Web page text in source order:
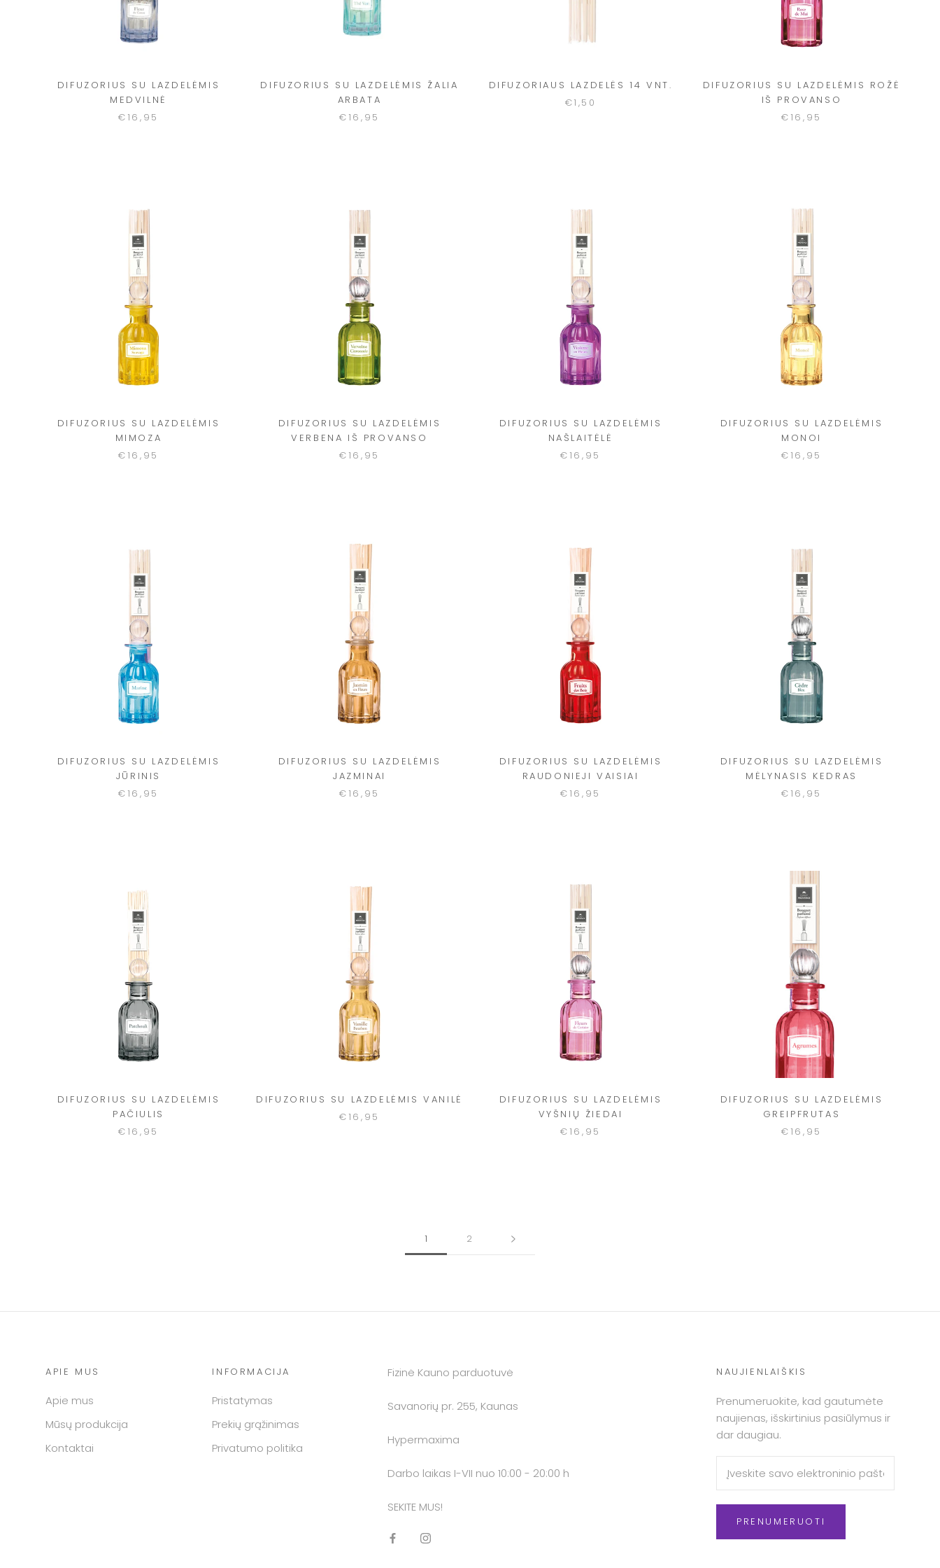
DIFUZORIUS SU LAZDELĖMIS
MEDVILNĖ
€16,95
DIFUZORIUS SU LAZDELĖMIS ŽALIA
ARBATA
€16,95
DIFUZORIAUS LAZDELĖS 14 VNT.
€1,50
DIFUZORIUS SU LAZDELĖMIS ROŽĖ
IŠ PROVANSO
€16,95
DIFUZORIUS SU LAZDELĖMIS
MIMOZA
€16,95
DIFUZORIUS SU LAZDELĖMIS
VERBENA IŠ PROVANSO
€16,95
DIFUZORIUS SU LAZDELĖMIS
NAŠLAITĖLĖ
€16,95
DIFUZORIUS SU LAZDELĖMIS
MONOI
€16,95
DIFUZORIUS SU LAZDELĖMIS
JŪRINIS
€16,95
DIFUZORIUS SU LAZDELĖMIS
JAZMINAI
€16,95
DIFUZORIUS SU LAZDELĖMIS
RAUDONIEJI VAISIAI
€16,95
DIFUZORIUS SU LAZDELĖMIS
MĖLYNASIS KEDRAS
€16,95
DIFUZORIUS SU LAZDELĖMIS
PAČIULIS
€16,95
DIFUZORIUS SU LAZDELĖMIS VANILĖ
€16,95
DIFUZORIUS SU LAZDELĖMIS
VYŠNIŲ ŽIEDAI
€16,95
DIFUZORIUS SU LAZDELĖMIS
GREIPFRUTAS
€16,95
1 2
APIE MUS
Apie mus
Mūsų produkcija
Kontaktai
INFORMACIJA
Pristatymas
Prekių grąžinimas
Privatumo politika
Fizinė Kauno parduotuvė
Savanorių pr. 255, Kaunas
Hypermaxima
Darbo laikas I-VII nuo 10:00 - 20:00 h
SEKITE MUS!
NAUJIENLAIŠKIS
Prenumeruokite, kad gautumėte
naujienas, išskirtinius pasiūlymus ir
dar daugiau.
PRENUMERUOTI